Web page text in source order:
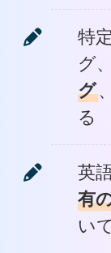
特
グ
グ
る
英
有
い